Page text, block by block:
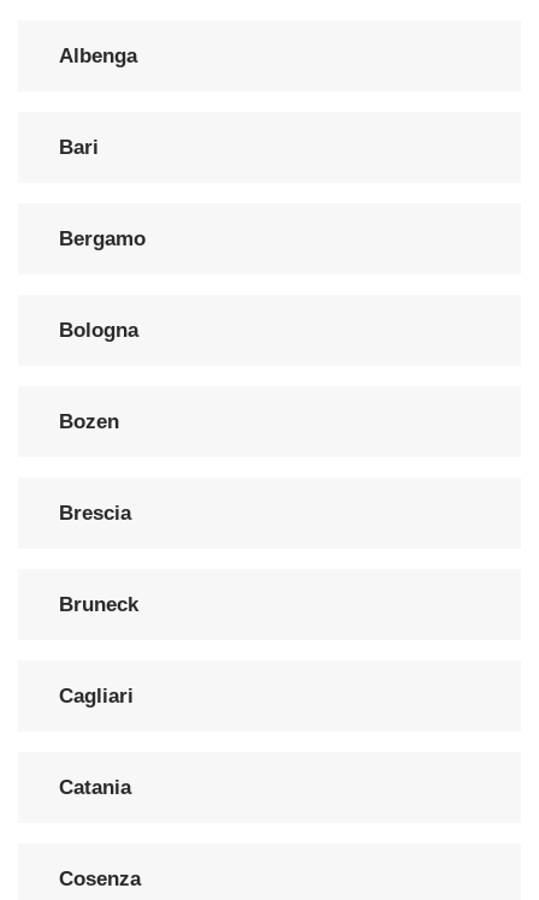
Albenga
Bari
Bergamo
Bologna
Bozen
Brescia
Bruneck
Cagliari
Catania
Cosenza